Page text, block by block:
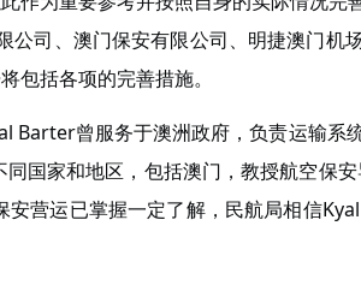
司、澳门保安有限公司、明捷澳门机
包括各项的完善措施。
曾服务于澳洲政府，负责运输系
国家和地区，包括澳门，教授航空保
营运已掌握一定了解，民航局相信